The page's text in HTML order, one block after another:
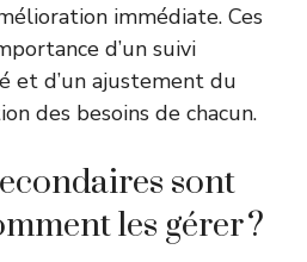
immédiate. Ces
d’un suivi
et d’un ajustement du
des besoins de chacun.
sont
les gérer ?